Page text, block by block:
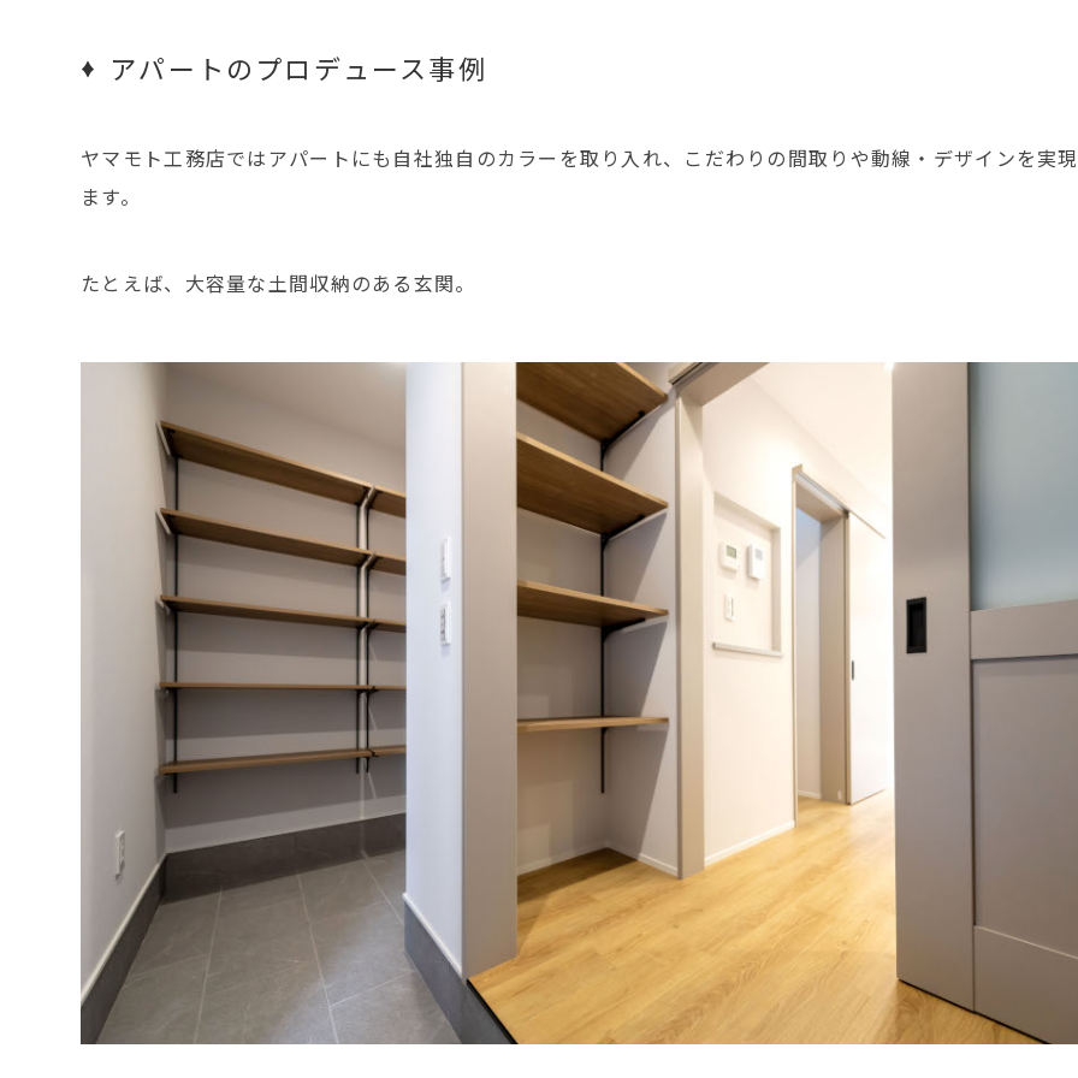
アパートのプロデュース事例
ヤマモト工務店ではアパートにも自社独自のカラーを取り入れ、こだわりの間取りや動線・デザインを実
ます。
たとえば、大容量な土間収納のある玄関。